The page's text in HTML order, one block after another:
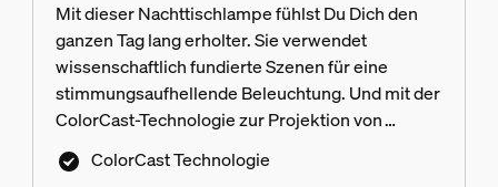
Mit dieser Nachttischlampe fühlst Du Dich den
ganzen Tag lang erholter. Sie verwendet
wissenschaftlich fundierte Szenen für eine
stimmungsaufhellende Beleuchtung. Und mit der
ColorCast-Technologie zur Projektion von
Farbverläufen bringt es Schönheit in Dein
Schlafzimmer.
ColorCast Technologie